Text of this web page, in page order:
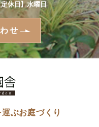
休日】水曜日
せ
ぶお庭づくり